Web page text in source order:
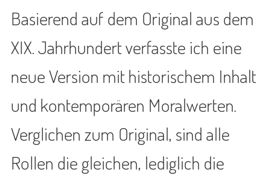
Basierend auf dem Original aus dem
XIX. Jahrhundert verfasste ich eine
neue Version mit historischem Inhalt
und kontemporären Moralwerten.
Verglichen zum Original, sind alle
Rollen die gleichen, lediglich die